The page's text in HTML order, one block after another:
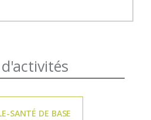
SANTÉ DE BASE